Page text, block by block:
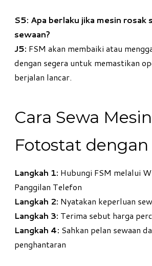
S5: Apa berlaku jika mesin rosak
sewaan?
J5: FSM akan membaiki atau
dengan segera untuk memastikan
berjalan lancar.
Cara Sewa Mesin
Fotostat dengan
Langkah 1: Hubungi FSM melalui
Panggilan Telefon
Langkah 2: Nyatakan keperluan
Langkah 3: Terima sebut harga
Langkah 4: Sahkan pelan sewaan
penghantaran